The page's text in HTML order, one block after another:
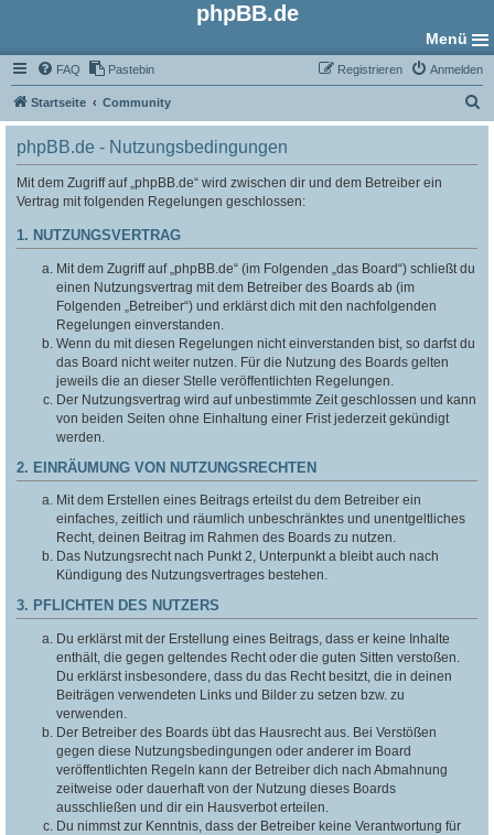
phpBB.de
Menü
FAQ Pastebin Anmelden
Registrieren
Startseite Community
u
phpBB.de - Nutzungsbedingungen
Mit dem Zugriff auf „phpBB.de“ wird zwischen dir und dem Betreiber ein
Vertrag mit folgenden Regelungen geschlossen:
1. NUTZUNGSVERTRAG
Mit dem Zugriff auf „phpBB.de“ (im Folgenden „das Board“) schließt du
einen Nutzungsvertrag mit dem Betreiber des Boards ab (im
Folgenden „Betreiber“) und erklärst dich mit den nachfolgenden
Regelungen einverstanden.
Wenn du mit diesen Regelungen nicht einverstanden bist, so darfst du
das Board nicht weiter nutzen. Für die Nutzung des Boards gelten
jeweils die an dieser Stelle veröffentlichten Regelungen.
Der Nutzungsvertrag wird auf unbestimmte Zeit geschlossen und kann
von beiden Seiten ohne Einhaltung einer Frist jederzeit gekündigt
werden.
2. EINRÄUMUNG VON NUTZUNGSRECHTEN
Mit dem Erstellen eines Beitrags erteilst du dem Betreiber ein
einfaches, zeitlich und räumlich unbeschränktes und unentgeltliches
Recht, deinen Beitrag im Rahmen des Boards zu nutzen.
Das Nutzungsrecht nach Punkt 2, Unterpunkt a bleibt auch nach
Kündigung des Nutzungsvertrages bestehen.
3. PFLICHTEN DES NUTZERS
Du erklärst mit der Erstellung eines Beitrags, dass er keine Inhalte
enthält, die gegen geltendes Recht oder die guten Sitten verstoßen.
Du erklärst insbesondere, dass du das Recht besitzt, die in deinen
Beiträgen verwendeten Links und Bilder zu setzen bzw. zu
verwenden.
Der Betreiber des Boards übt das Hausrecht aus. Bei Verstößen
gegen diese Nutzungsbedingungen oder anderer im Board
veröffentlichten Regeln kann der Betreiber dich nach Abmahnung
zeitweise oder dauerhaft von der Nutzung dieses Boards
ausschließen und dir ein Hausverbot erteilen.
Du nimmst zur Kenntnis, dass der Betreiber keine Verantwortung für